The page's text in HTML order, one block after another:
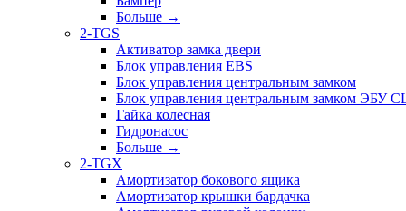
Больше →
2-TGS
Активатор замка двери
Блок управления EBS
Блок управления центральным замком
Блок управления центральным замком ЭБУ
Гайка колесная
Гидронасос
Больше →
2-TGX
Амортизатор бокового ящика
Амортизатор крышки бардачка